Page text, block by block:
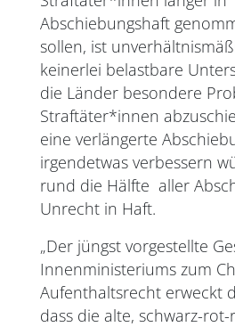
Abschiebungshaft
sollen, ist
keinerlei belastbare
die Länder besondere
Straftäter*innen
eine verlängerte
irgendetwas verbessern
rund die Hälfte aller
Unrecht in Haft.
„Der jüngst vorgestellte
Innenministeriums zum
Aufenthaltsrecht erweckt
dass die alte, schwarz-